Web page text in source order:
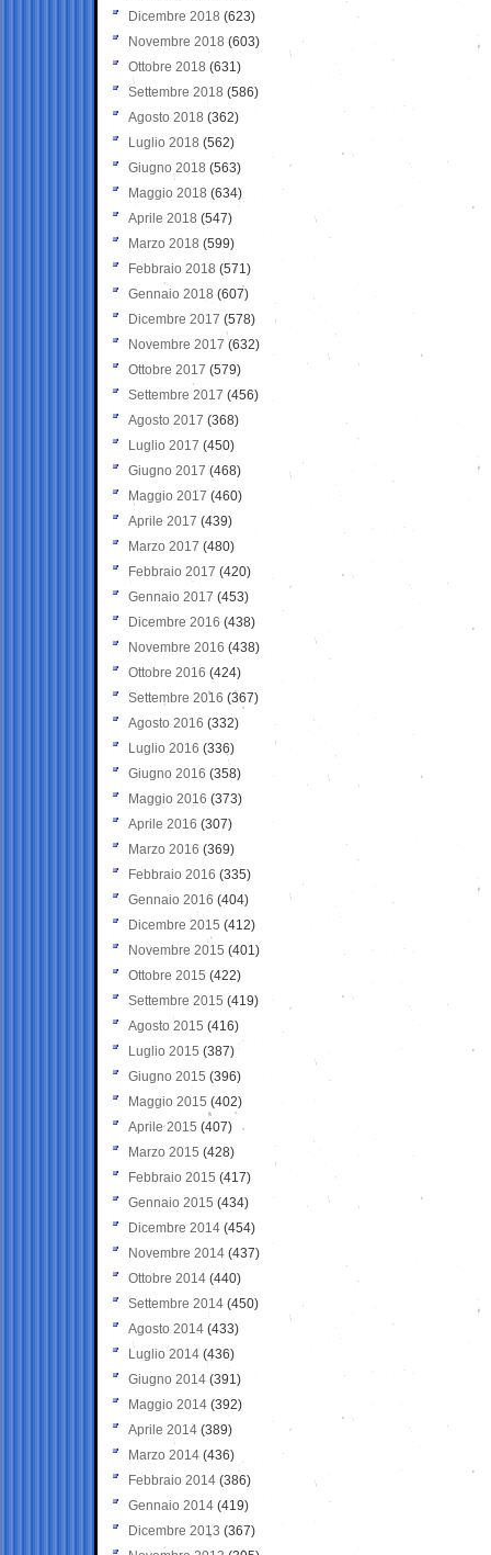
Dicembre 2018 (623)
Novembre 2018 (603)
Ottobre 2018 (631)
Settembre 2018 (586)
Agosto 2018 (362)
Luglio 2018 (562)
Giugno 2018 (563)
Maggio 2018 (634)
Aprile 2018 (547)
Marzo 2018 (599)
Febbraio 2018 (571)
Gennaio 2018 (607)
Dicembre 2017 (578)
Novembre 2017 (632)
Ottobre 2017 (579)
Settembre 2017 (456)
Agosto 2017 (368)
Luglio 2017 (450)
Giugno 2017 (468)
Maggio 2017 (460)
Aprile 2017 (439)
Marzo 2017 (480)
Febbraio 2017 (420)
Gennaio 2017 (453)
Dicembre 2016 (438)
Novembre 2016 (438)
Ottobre 2016 (424)
Settembre 2016 (367)
Agosto 2016 (332)
Luglio 2016 (336)
Giugno 2016 (358)
Maggio 2016 (373)
Aprile 2016 (307)
Marzo 2016 (369)
Febbraio 2016 (335)
Gennaio 2016 (404)
Dicembre 2015 (412)
Novembre 2015 (401)
Ottobre 2015 (422)
Settembre 2015 (419)
Agosto 2015 (416)
Luglio 2015 (387)
Giugno 2015 (396)
Maggio 2015 (402)
Aprile 2015 (407)
Marzo 2015 (428)
Febbraio 2015 (417)
Gennaio 2015 (434)
Dicembre 2014 (454)
Novembre 2014 (437)
Ottobre 2014 (440)
Settembre 2014 (450)
Agosto 2014 (433)
Luglio 2014 (436)
Giugno 2014 (391)
Maggio 2014 (392)
Aprile 2014 (389)
Marzo 2014 (436)
Febbraio 2014 (386)
Gennaio 2014 (419)
Dicembre 2013 (367)